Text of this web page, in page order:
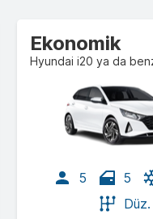
Ekonomik
Hyundai i20 ya da
5 5
Düz.